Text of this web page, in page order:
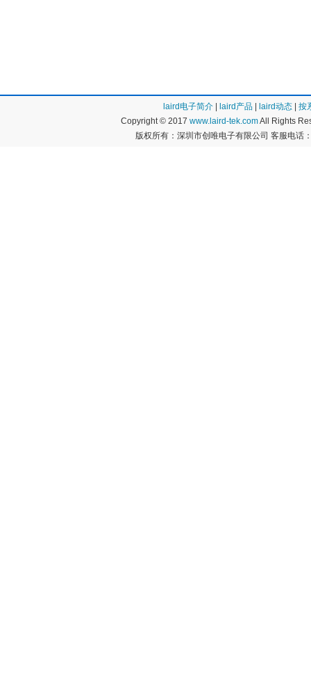
laird电子简介 laird产品 laird动态
按
Copyright © 2017 www.laird-tek.comAll Rights
版权所有：深圳市创唯电子有限公司 客服电话